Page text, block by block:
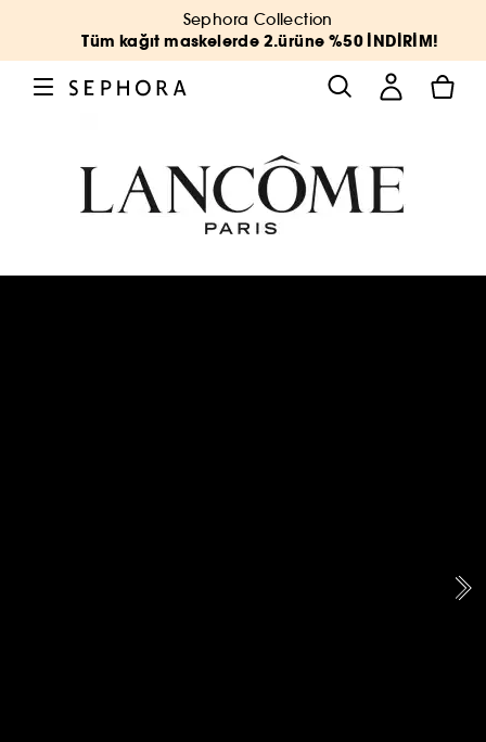
Sephora Collection
Tüm kağıt maskelerde 2.ürüne %50 İNDİRİM!